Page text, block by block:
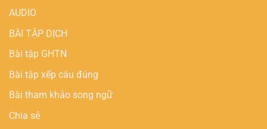
AUDIO
BÀI TẬP DỊCH
Bài tập GHTN
Bài tập xếp câu đúng
Bài tham khảo song ngữ
Chia sẻ